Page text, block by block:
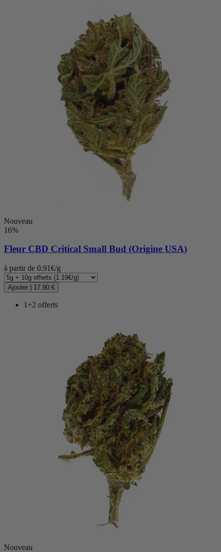
Nouveau
16%
Fleur CBD Critical Small Bud (Origine USA)
à partir de 0.91€/g
Ajouter 17.90 €
1+2 offerts
Nouveau